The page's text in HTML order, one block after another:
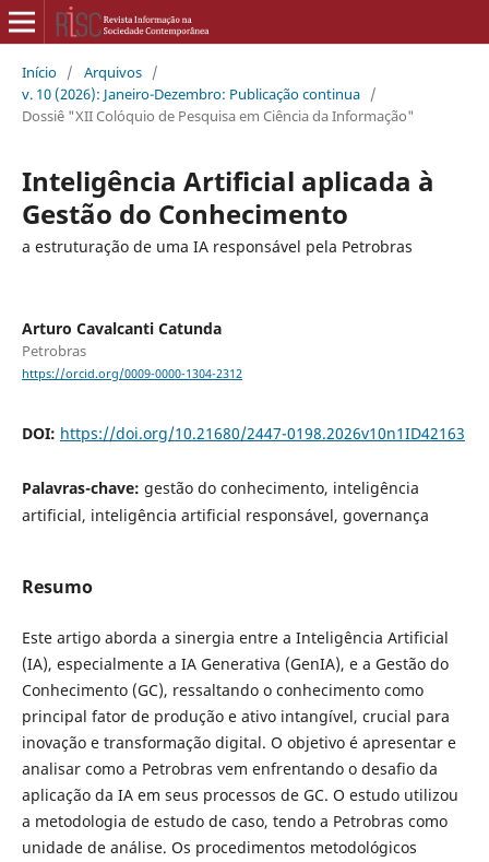
Início / Arquivos /
v. 10 (2026): Janeiro-Dezembro: Publicação continua /
Dossiê "XII Colóquio de Pesquisa em Ciência da Informação"
Inteligência Artificial aplicada à
Gestão do Conhecimento
a estruturação de uma IA responsável pela Petrobras
Arturo Cavalcanti Catunda
Petrobras
https://orcid.org/0009-0000-1304-2312
DOI: https://doi.org/10.21680/2447-0198.2026v10n1ID42163
Palavras-chave: gestão do conhecimento, inteligência
artificial, inteligência artificial responsável, governança
Resumo
Este artigo aborda a sinergia entre a Inteligência Artificial
(IA), especialmente a IA Generativa (GenIA), e a Gestão do
Conhecimento (GC), ressaltando o conhecimento como
principal fator de produção e ativo intangível, crucial para
inovação e transformação digital. O objetivo é apresentar e
analisar como a Petrobras vem enfrentando o desafio da
aplicação da IA em seus processos de GC. O estudo utilizou
a metodologia de estudo de caso, tendo a Petrobras como
unidade de análise. Os procedimentos metodológicos